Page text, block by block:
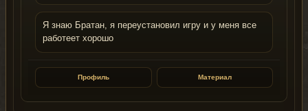
Я знаю Братан, я переустановил игру и у меня все
работеет хорошо
Профиль Материал